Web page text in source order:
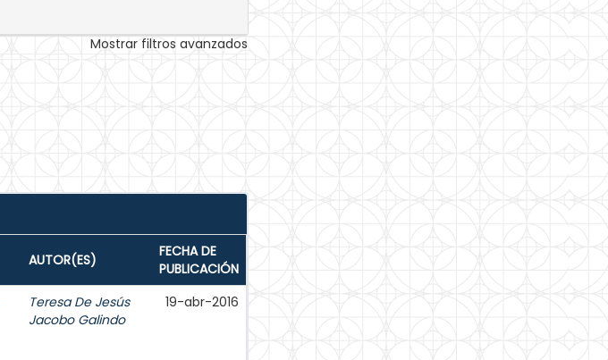
Mostrar filtros avanzados
AUTOR(ES)
FECHA DE
PUBLICACIÓN
Teresa De Jesús
Jacobo Galindo
19-abr-2016